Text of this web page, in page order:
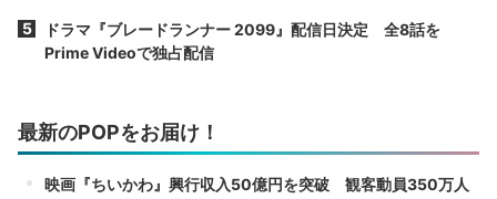
ドラマ『ブレードランナー 2099』配信日決定 全8話を
Prime Videoで独占配信
最新のPOPをお届け！
映画『ちいかわ』興行収入50億円を突破 観客動員350万人